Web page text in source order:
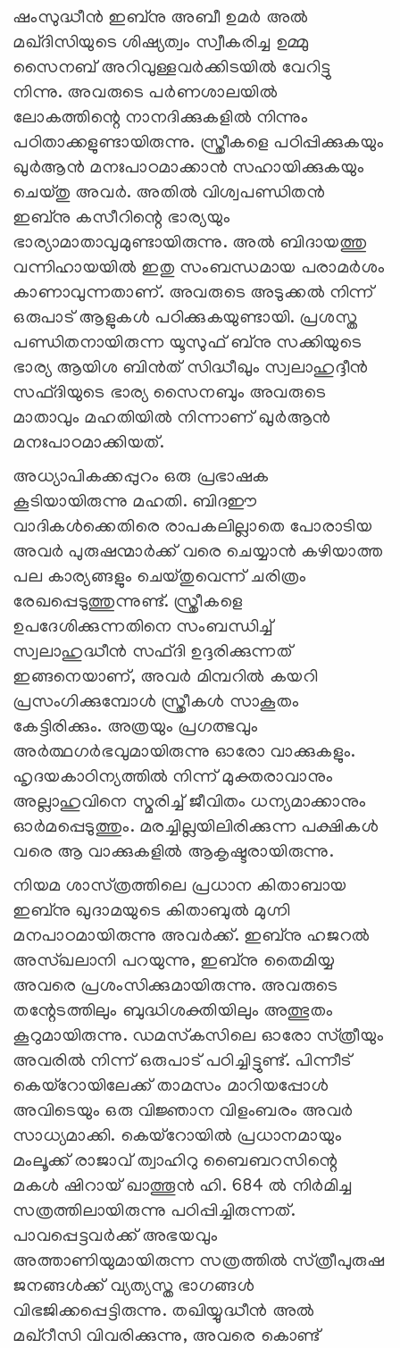
ഷംസുദ്ധീൻ ഇബ്നു അബീ ഉമർ അൽ
മഖ്ദിസിയുടെ ശിഷ്യത്വം സ്വീകരിച്ച ഉമ്മു
സൈനബ് അറിവുള്ളവർക്കിടയിൽ വേറിട്ടു
നിന്നു. അവരുടെ പർണശാലയിൽ
ലോകത്തിന്റെ നാനദിക്കുകളിൽ നിന്നും
പഠിതാക്കളുണ്ടായിരുന്നു. സ്ത്രീകളെ പഠിപ്പിക്കുകയും
ഖുർആൻ മനഃപാഠമാക്കാൻ സഹായിക്കുകയും
ചെയ്തു അവര്‍. അതിൽ വിശ്വപണ്ഡിതൻ
ഇബ്നു കസീറിന്റെ ഭാര്യയും
ഭാര്യാമാതാവുമുണ്ടായിരുന്നു. അൽ ബിദായത്തു
വന്നിഹായയിൽ ഇതു സംബന്ധമായ പരാമര്‍ശം
കാണാവുന്നതാണ്. അവരുടെ അടുക്കൽ നിന്ന്
ഒരുപാട് ആളുകൾ പഠിക്കുകയുണ്ടായി. പ്രശസ്ത
പണ്ഡിതനായിരുന്ന യൂസുഫ് ബ്നു സക്കിയുടെ
ഭാര്യ ആയിശ ബിന്‍ത് സിദ്ധീഖും സ്വലാഹുദ്ദീന്‍
സഫ്ദിയുടെ ഭാര്യ സൈനബും അവരുടെ
മാതാവും മഹതിയില്‍ നിന്നാണ് ഖുർആൻ
മനഃപാഠമാക്കിയത്.
അധ്യാപികക്കപ്പുറം ഒരു പ്രഭാഷക
കൂടിയായിരുന്നു മഹതി. ബിദഈ
വാദികൾക്കെതിരെ രാപകലില്ലാതെ പോരാടിയ
അവർ പുരുഷന്മാർക്ക് വരെ ചെയ്യാൻ കഴിയാത്ത
പല കാര്യങ്ങളും ചെയ്തുവെന്ന് ചരിത്രം
രേഖപ്പെടുത്തുന്നുണ്ട്. സ്ത്രീകളെ
ഉപദേശിക്കുന്നതിനെ സംബന്ധിച്ച്
സ്വലാഹുദ്ധീൻ സഫ്ദി ഉദ്ദരിക്കുന്നത്
ഇങ്ങനെയാണ്, അവര്‍ മിമ്പറിൽ കയറി
പ്രസംഗിക്കുമ്പോൾ സ്ത്രീകൾ സാകൂതം
കേട്ടിരിക്കും. അത്രയും പ്രഗത്ഭവും
അർത്ഥഗർഭവുമായിരുന്നു ഓരോ വാക്കുകളും.
ഹൃദയകാഠിന്യത്തിൽ നിന്ന് മുക്തരാവാനും
അല്ലാഹുവിനെ സ്മരിച്ച് ജീവിതം ധന്യമാക്കാനും
ഓർമപ്പെടുത്തും. മരച്ചില്ലയിലിരിക്കുന്ന പക്ഷികൾ
വരെ ആ വാക്കുകളിൽ ആകൃഷ്ടരായിരുന്നു.
നിയമ ശാസ്‌ത്രത്തിലെ പ്രധാന കിതാബായ
ഇബ്‌നു ഖുദാമയുടെ കിതാബുൽ മുഗ്നി
മനപാഠമായിരുന്നു അവര്‍ക്ക്. ഇബ്‌നു ഹജറൽ
അസ്‌ഖലാനി പറയുന്നു, ഇബ്‌നു തൈമിയ്യ
അവരെ പ്രശംസിക്കുമായിരുന്നു. അവരുടെ
തന്റേടത്തിലും ബുദ്ധിശക്തിയിലും അത്ഭുതം
കൂറുമായിരുന്നു. ഡമസ്‌കസിലെ ഓരോ സ്‌ത്രീയും
അവരിൽ നിന്ന്‌ ഒരുപാട്‌ പഠിച്ചിട്ടുണ്ട്. പിന്നീട്‌
കെയ്‌റോയിലേക്ക്‌ താമസം മാറിയപ്പോൾ
അവിടെയും ഒരു വിജ്ഞാന വിളംബരം അവര്‍
സാധ്യമാക്കി. കെയ്‌റോയിൽ പ്രധാനമായും
മംലൂക്ക്‌ രാജാവ്‌ ത്വാഹിറു ബൈബറസിന്റെ
മകൾ ഷിറായ്‌ ഖാത്തൂൻ ഹി. 684 ൽ നിർമിച്ച
സത്രത്തിലായിരുന്നു പഠിപ്പിച്ചിരുന്നത്‌.
പാവപ്പെട്ടവർക്ക്‌ അഭയവും
അത്താണിയുമായിരുന്ന സത്രത്തിൽ സ്‌ത്രീപുരുഷ
ജനങ്ങൾക്ക്‌ വ്യത്യസ്ത ഭാഗങ്ങൾ
വിഭജിക്കപ്പെട്ടിരുന്നു. തഖിയ്യുദ്ധീൻ അൽ
മഖ്‌റീസി വിവരിക്കുന്നു, അവരെ കൊണ്ട്‌